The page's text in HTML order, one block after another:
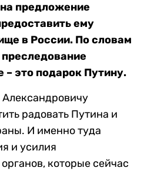
предложение
ему
в России. По словам
– это подарок Путину.
радовать Путина и
И именно туда
и усилия
которые сейчас